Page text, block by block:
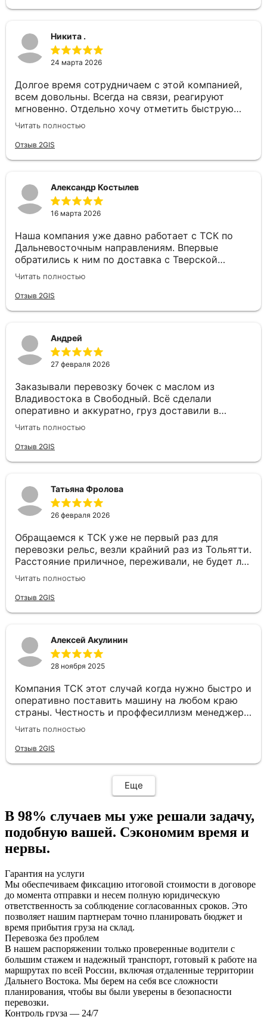
Никита .
24 марта 2026
Долгое время сотрудничаем с этой компанией,
всем довольны. Всегда на связи, реагируют
мгновенно. Отдельно хочу отметить быструю
постановку авто и отличное качество самих
перевозок. Надёжный перевозчик, рекомендуем!
Читать полностью
Отзыв 2GIS
Александр Костылев
16 марта 2026
Наша компания уже давно работает с ТСК по
Дальневосточным направлениям. Впервые
обратились к ним по доставка с Тверской
области до Севастополя, ребята не растерялись.
Все быстро рассчитали, подобрали машину и
доставили оперативно груз. Спасибо большое!
Читать полностью
Отзыв 2GIS
Андрей
27 февраля 2026
Заказывали перевозку бочек с маслом из
Владивостока в Свободный. Всё сделали
оперативно и аккуратно, груз доставили в
целости и в срок. Особую благодарность хочу
выразить менеджеру Валерии — очень приятный
и грамотный специалист. Быстро оформила
удовольствие! Спасибо за качественную работу
и человеческое отношение!
Читать полностью
Отзыв 2GIS
Татьяна Фролова
26 февраля 2026
Обращаемся к ТСК уже не первый раз для
перевозки рельс, везли крайний раз из Тольятти.
Расстояние приличное, переживали, не будет ли
задержек. Но ТСК сработали четко: отслеживали
маршрут, водитель был на связи, груз доставили
в целости и даже раньше срока. Сотрудники
надежные партнеры😊
Читать полностью
Отзыв 2GIS
Алексей Акулинин
28 ноября 2025
Компания ТСК этот случай когда нужно быстро и
оперативно поставить машину на любом краю
страны. Честность и проффесиллизм менеджера
Евгения располагает к плодотворному
сотрудничеству. Рекомендую данную компанию
как надёжного партнера по перевозкам
Читать полностью
Отзыв 2GIS
Еще
В 98% случаев мы уже решали задачу,
подобную вашей. Сэкономим время и
нервы.
Гарантия на услуги
Мы обеспечиваем фиксацию итоговой стоимости в договоре
до момента отправки и несем полную юридическую
ответственность за соблюдение согласованных сроков. Это
позволяет нашим партнерам точно планировать бюджет и
время прибытия груза на склад.
Перевозка без проблем
В нашем распоряжении только проверенные водители с
большим стажем и надежный транспорт, готовый к работе на
маршрутах по всей России, включая отдаленные территории
Дальнего Востока. Мы берем на себя все сложности
планирования, чтобы вы были уверены в безопасности
перевозки.
Контроль груза — 24/7